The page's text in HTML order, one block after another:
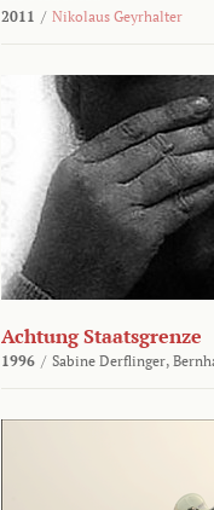
2011 / Nikolaus Geyrhalter
Achtung Staatsgrenze
1996 / Sabine Derflinger,